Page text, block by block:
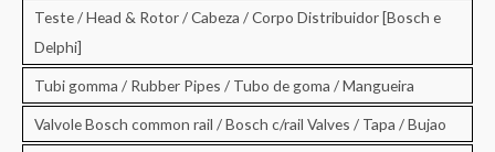
Teste / Head & Rotor / Cabeza / Corpo Distribuidor [Bosch e
Delphi]
Tubi gomma / Rubber Pipes / Tubo de goma / Mangueira
Valvole Bosch common rail / Bosch c/rail Valves / Tapa / Bujao